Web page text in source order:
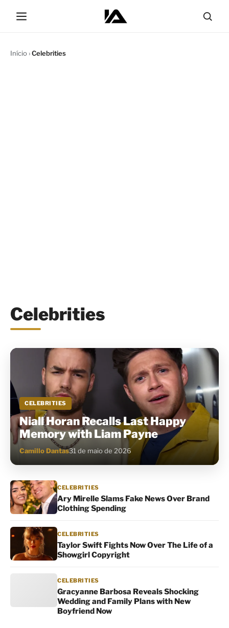
Início›Celebrities
Celebrities
CELEBRITIES
Niall Horan Recalls Last Happy
Memory with Liam Payne
Camillo Dantas31 de maio de 2026
CELEBRITIES
Ary Mirelle Slams Fake News Over Brand
Clothing Spending
CELEBRITIES
Taylor Swift Fights Now Over The Life of a
Showgirl Copyright
CELEBRITIES
Gracyanne Barbosa Reveals Shocking
Wedding and Family Plans with New
Boyfriend Now